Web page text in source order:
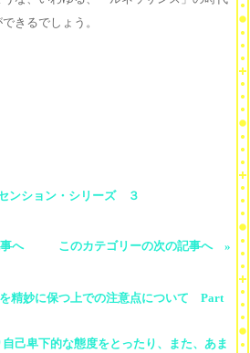
きるでしょう。
ンション・シリーズ ３
へ このカテゴリーの次の記事へ »
精妙に保つ上での注意点について Part
己卑下的な態度をとったり、また、あま